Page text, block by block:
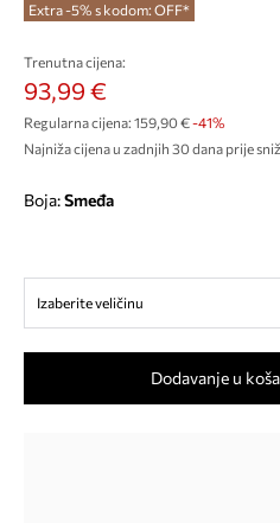
Extra -5% s kodom: OFF*
Trenutna cijena:
93,99 €
Regularna cijena: 159,90 €-41%
Najniža cijena u zadnjih 30 dana prije
Boja: smeđa
Izaberite veličinu
Dodavanje u